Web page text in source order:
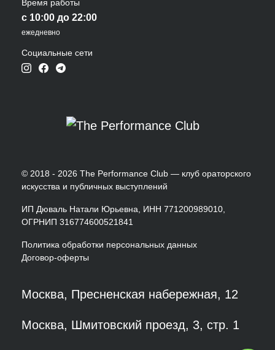
Время работы
с 10:00 до 22:00
ежедневно
Социальные сети
© 2018 - 2026 The Performance Club — клуб ораторского
искусства и публичных выступлений
ИП Дюваль Натали Юрьевна, ИНН 771200989010,
ОГРНИП 316774600521841
Политика обработки персональных данных
Договор-оферты
Москва, Пресненская набережная, 12
Москва, Шмитовский проезд, 3, стр. 1